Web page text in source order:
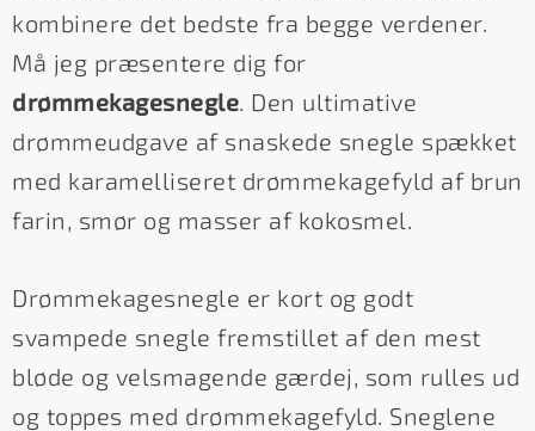
kombinere det bedste fra begge verdener.
Må jeg præsentere dig for
drømmekagesnegle . Den ultimative
drømmeudgave af snaskede snegle spækket
med karamelliseret drømmekagefyld af brun
farin, smør og masser af kokosmel.
Drømmekagesnegle er kort og godt
svampede snegle fremstillet af den mest
bløde og velsmagende gærdej, som rulles ud
og toppes med drømmekagefyld. Sneglene